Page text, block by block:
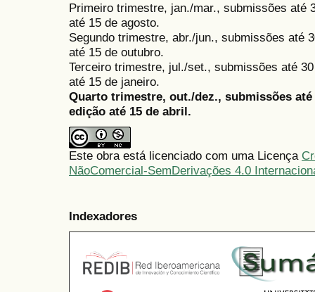
Primeiro trimestre, jan./mar., submissões até
até 15 de agosto.
Segundo trimestre, abr./jun., submissões até
até 15 de outubro.
Terceiro trimestre, jul./set., submissões até
até 15 de janeiro.
Quarto trimestre, out./dez., submissões
edição até 15 de abril.
Este obra está licenciado com uma Licença
NãoComercial-SemDerivações 4.0
Indexadores